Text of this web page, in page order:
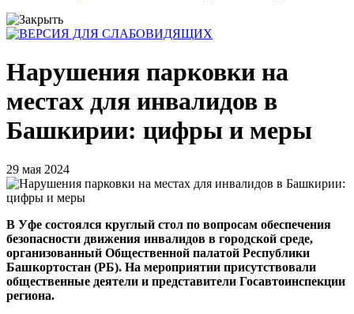
Нарушения парковки на
местах для инвалидов в
Башкирии: цифры и меры
29 мая 2024
В Уфе состоялся круглый стол по вопросам обеспечения
безопасности движения инвалидов в городской среде,
организованный Общественной палатой Республики
Башкортостан (РБ). На мероприятии присутствовали
общественные деятели и представители Госавтоинспекции
региона.